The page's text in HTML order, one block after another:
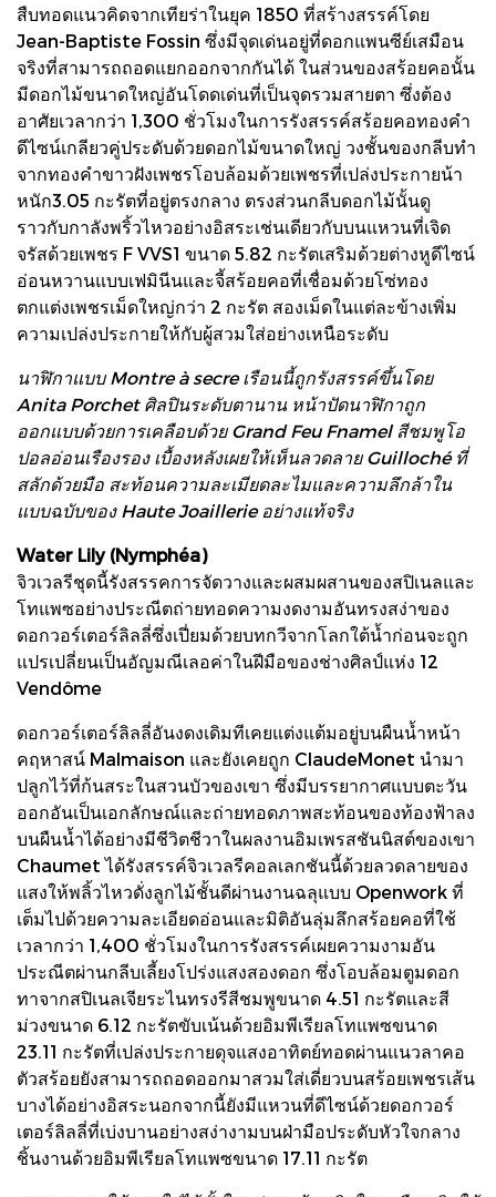
สืบทอดแนวคิดจากเทียร่าในยุค 1850 ที่สร้างสรรค์โดย
Jean-Baptiste Fossin ซึ่งมีจุดเด่นอยู่ที่ดอกแพนซีย์เสมือน
จริงที่สามารถถอดแยกออกจากกันได้ ในส่วนของสร้อยคอนั้น
มีดอกไม้ขนาดใหญ่อันโดดเด่นที่เป็นจุดรวมสายตา ซึ่งต้อง
อาศัยเวลากว่า 1,300 ชั่วโมงในการรังสรรค์สร้อยคอทองคำ
ดีไซน์เกลียวคู่ประดับด้วยดอกไม้ขนาดใหญ่ วงชั้นของกลีบทำ
จากทองคำขาวฝังเพชรโอบล้อมด้วยเพชรที่เปล่งประกายน้า
หนัก3.05 กะรัตที่อยู่ตรงกลาง ตรงส่วนกลีบดอกไม้นั้นดู
ราวกับกาลังพริ้วไหวอย่างอิสระเช่นเดียวกับบนแหวนที่เจิด
จรัสด้วยเพชร F VVS1 ขนาด 5.82 กะรัตเสริมด้วยต่างหูดีไซน์
อ่อนหวานแบบเฟมินีนและจี้สร้อยคอที่เชื่อมด้วยโซ่ทอง
ตกแต่งเพชรเม็ดใหญ่กว่า 2 กะรัต สองเม็ดในแต่ละข้างเพิ่ม
ความเปล่งประกายให้กับผู้สวมใส่อย่างเหนือระดับ
นาฬิกาแบบ Montre à secre เรือนนี้ถูกรังสรรค์ขึ้นโดย
Anita Porchet ศิลปินระดับตานาน หน้าปัดนาฬิกาถูก
ออกแบบด้วยการเคลือบด้วย Grand Feu Fnamel สีชมพูโอ
ปอลอ่อนเรืองรอง เบื้องหลังเผยให้เห็นลวดลาย Guilloché ที่
สลักด้วยมือ สะท้อนความละเมียดละไมและความลึกล้าใน
แบบฉบับของ Haute Joaillerie อย่างแท้จริง
Water Lily (Nymphéa)
จิวเวลรีชุดนี้รังสรรคการจัดวางและผสมผสานของสปิเนลและ
โทแพซอย่างประณีตถ่ายทอดความงดงามอันทรงสง่าของ
ดอกวอร์เตอร์ลิลลี่ซึ่งเปี่ยมด้วยบทกวีจากโลกใต้น้ำก่อนจะถูก
แปรเปลี่ยนเป็นอัญมณีเลอค่าในฝีมือของช่างศิลป์แห่ง 12
Vendôme
ดอกวอร์เตอร์ลิลลี่อันงดงเดิมทีเคยแต่งแต้มอยู่บนผืนน้ำหน้า
คฤหาสน์ Malmaison และยังเคยถูก ClaudeMonet นำมา
ปลูกไว้ที่ก้นสระในสวนบัวของเขา ซึ่งมีบรรยากาศแบบตะวัน
ออกอันเป็นเอกลักษณ์และถ่ายทอดภาพสะท้อนของท้องฟ้าลง
บนผืนน้ำได้อย่างมีชีวิตชีวาในผลงานอิมเพรสชันนิสต์ของเขา
Chaumet ได้รังสรรค์จิวเวลรีคอลเลกชันนี้ด้วยลวดลายของ
แสงให้พลิ้วไหวดั่งลูกไม้ชั้นดีผ่านงานฉลุแบบ Openwork ที่
เต็มไปด้วยความละเอียดอ่อนและมิติอันลุ่มลึกสร้อยคอที่ใช้
เวลากว่า 1,400 ชั่วโมงในการรังสรรค์เผยความงามอัน
ประณีตผ่านกลีบเลี้ยงโปร่งแสงสองดอก ซึ่งโอบล้อมตูมดอก
ทาจากสปิเนลเจียระไนทรงรีสีชมพูขนาด 4.51 กะรัตและสี
ม่วงขนาด 6.12 กะรัตขับเน้นด้วยอิมพีเรียลโทแพซขนาด
23.11 กะรัตที่เปล่งประกายดุจแสงอาทิตย์ทอดผ่านแนวลาคอ
ตัวสร้อยยังสามารถถอดออกมาสวมใส่เดี่ยวบนสร้อยเพชรเส้น
บางได้อย่างอิสระนอกจากนี้ยังมีแหวนที่ดีไซน์ด้วยดอกวอร์
เตอร์ลิลลี่ที่เบ่งบานอย่างสง่างามบนฝ่ามือประดับหัวใจกลาง
ชิ้นงานด้วยอิมพีเรียลโทแพซขนาด 17.11 กะรัต